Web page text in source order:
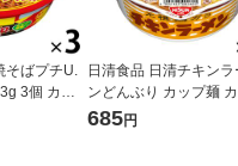
そばプチU.
3個 カッ
きそば
日清食品 日清チキンラ
ンどんぶり カップ麺 カ
ラーメン 1セット（3食
685円